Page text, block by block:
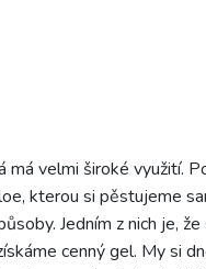
velmi široké využití.
kterou si pěstujeme
Jedním z nich je,
cenný gel. My si